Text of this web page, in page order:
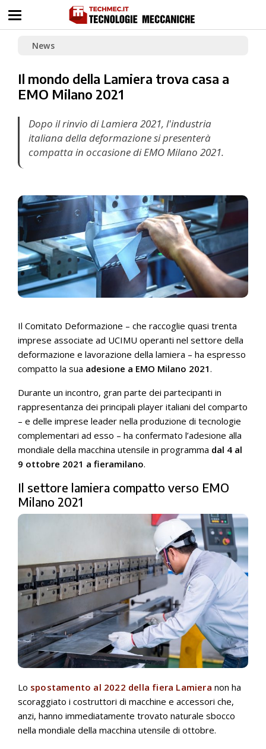
News
Il mondo della Lamiera trova casa a
EMO Milano 2021
Dopo il rinvio di Lamiera 2021, l'industria
italiana della deformazione si presenterà
compatta in occasione di EMO Milano 2021.
Il Comitato Deformazione – che raccoglie quasi trenta
imprese associate ad UCIMU operanti nel settore della
deformazione e lavorazione della lamiera – ha espresso
compatto la sua adesione a EMO Milano 2021.
Durante un incontro, gran parte dei partecipanti in
rappresentanza dei principali player italiani del comparto
– e delle imprese leader nella produzione di tecnologie
complementari ad esso – ha confermato l’adesione alla
mondiale della macchina utensile in programma dal 4 al
9 ottobre 2021 a fieramilano.
Il settore lamiera compatto verso EMO
Milano 2021
Lo spostamento al 2022 della fiera Lamiera non ha
scoraggiato i costruttori di macchine e accessori che,
anzi, hanno immediatamente trovato naturale sbocco
nella mondiale della macchina utensile di ottobre.